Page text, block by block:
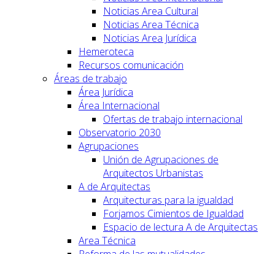
Noticias Area Cultural
Noticias Area Técnica
Noticias Area Jurídica
Hemeroteca
Recursos comunicación
Áreas de trabajo
Área Jurídica
Área Internacional
Ofertas de trabajo internacional
Observatorio 2030
Agrupaciones
Unión de Agrupaciones de
Arquitectos Urbanistas
A de Arquitectas
Arquitecturas para la igualdad
Forjamos Cimientos de Igualdad
Espacio de lectura A de Arquitectas
Area Técnica